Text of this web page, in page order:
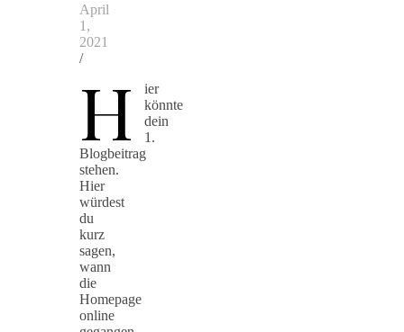
April
1,
2021
/
H
ier
könnte
dein
1.
Blogbeitrag
stehen.
Hier
würdest
du
kurz
sagen,
wann
die
Homepage
online